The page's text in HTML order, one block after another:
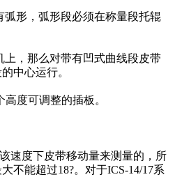
形，弧形段必须在称量段托辊
，那么对带有凹式曲线段皮带
中心运行。
度可调整的插板。
速度下皮带移动量来测量的，所
不能超过18?。对于ICS-14/17系